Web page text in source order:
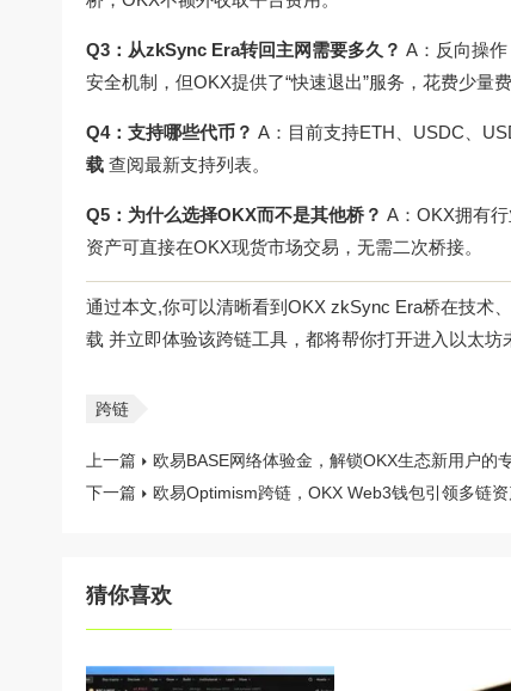
Q3：从zkSync Era转回主网需要多久？ A：反向操
安全机制，但OKX提供了“快速退出”服务，花费少量
Q4：支持哪些代币？ A：目前支持ETH、USDC、
载 查阅最新支持列表。
Q5：为什么选择OKX而不是其他桥？ A：OKX拥有
资产可直接在OKX现货市场交易，无需二次桥接。
通过本文,你可以清晰看到OKX zkSync Era桥在技术
载 并立即体验该跨链工具，都将帮你打开进入以太坊
跨链
上一篇
欧易BASE网络体验金，解锁OKX生态新用户的
下一篇
欧易Optimism跨链，OKX Web3钱包引领多链
猜你喜欢